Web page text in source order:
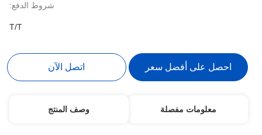
شروط الدفع:
T/T
احصل على أفضل سعر اتصل الآن
معلومات مفصلة وصف المنتج